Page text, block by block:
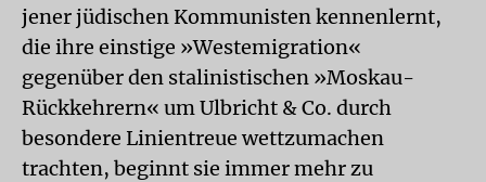
jener jüdischen Kommunisten kennenlernt,
die ihre einstige »Westemigration«
gegenüber den stalinistischen »Moskau-
Rückkehrern« um Ulbricht & Co. durch
besondere Linientreue wettzumachen
trachten, beginnt sie immer mehr zu